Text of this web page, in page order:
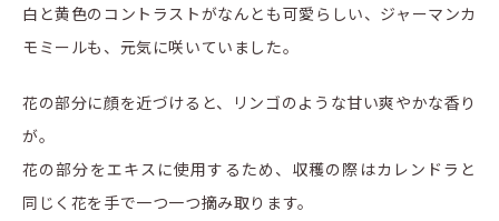
白と黄色のコントラストがなんとも可愛らしい、ジャーマンカ
モミールも、元気に咲いていました。
花の部分に顔を近づけると、リンゴのような甘い爽やかな香り
が。
花の部分をエキスに使用するため、収穫の際はカレンドラと
同じく花を手で一つ一つ摘み取ります。